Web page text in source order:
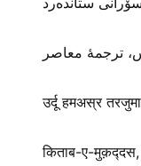
उर्दू हमअस्र
किताब-ए-